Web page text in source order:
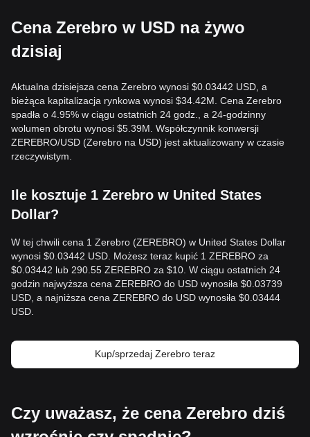
Cena Zerebro w USD na żywo
dzisiaj
Aktualna dzisiejsza cena Zerebro wynosi $0.03442 USD, a
bieżąca kapitalizacja rynkowa wynosi $34.42M. Cena Zerebro
spadła o 4.95% w ciągu ostatnich 24 godz., a 24-godzinny
wolumen obrotu wynosi $5.39M. Współczynnik konwersji
ZEREBRO/USD (Zerebro na USD) jest aktualizowany w czasie
rzeczywistym.
Ile kosztuje 1 Zerebro w United States
Dollar?
W tej chwili cena 1 Zerebro (ZEREBRO) w United States Dollar
wynosi $0.03442 USD. Możesz teraz kupić 1 ZEREBRO za
$0.03442 lub 290.55 ZEREBRO za $10. W ciągu ostatnich 24
godzin najwyższa cena ZEREBRO do USD wynosiła $0.03739
USD, a najniższa cena ZEREBRO do USD wynosiła $0.03444
USD.
Kup/sprzedaj Zerebro teraz
Czy uważasz, że cena Zerebro dziś